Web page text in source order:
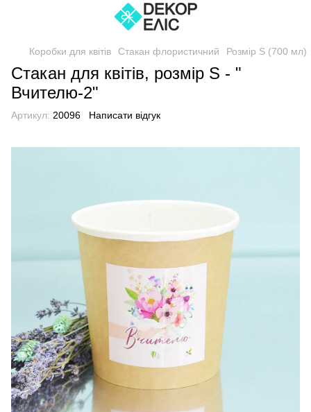
Коробки для квітів Стакан флористичний Розмір S (700 мл)
Стакан для квітів, розмір S - "
Вчителю-2"
Артикул: 20096 Написати відгук